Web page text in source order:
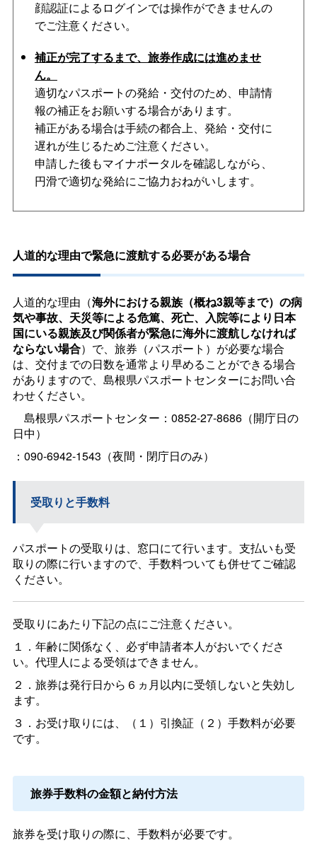
顔認証によるログインでは操作ができませんの
でご注意ください。
補正が完了するまで、旅券作成には進めませ
ん。
適切なパスポートの発給・交付のため、申請情
報の補正をお願いする場合があります。
補正がある場合は手続の都合上、発給・交付に
遅れが生じるためご注意ください。
申請した後もマイナポータルを確認しながら、
円滑で適切な発給にご協力おねがいします。
人道的な理由で緊急に渡航する必要がある場合
人道的な理由（海外における親族（概ね3親等まで）の病
気や事故、天災等による危篤、死亡、入院等により日本
国にいる親族及び関係者が緊急に海外に渡航しなければ
ならない場合）で、旅券（パスポート）が必要な場合
は、交付までの日数を通常より早めることができる場合
がありますので、島根県パスポートセンターにお問い合
わせください。
島根県パスポートセンター：0852-27-8686（開庁日の
日中）
：090-6942-1543（夜間・閉庁日のみ）
受取りと手数料
パスポートの受取りは、窓口にて行います。支払いも受
取りの際に行いますので、手数料ついても併せてご確認
ください。
受取りにあたり下記の点にご注意ください。
１．年齢に関係なく、必ず申請者本人がおいでくださ
い。代理人による受領はできません。
２．旅券は発行日から６ヵ月以内に受領しないと失効し
ます。
３．お受け取りには、（１）引換証（２）手数料が必要
です。
旅券手数料の金額と納付方法
旅券を受け取りの際に、手数料が必要です。